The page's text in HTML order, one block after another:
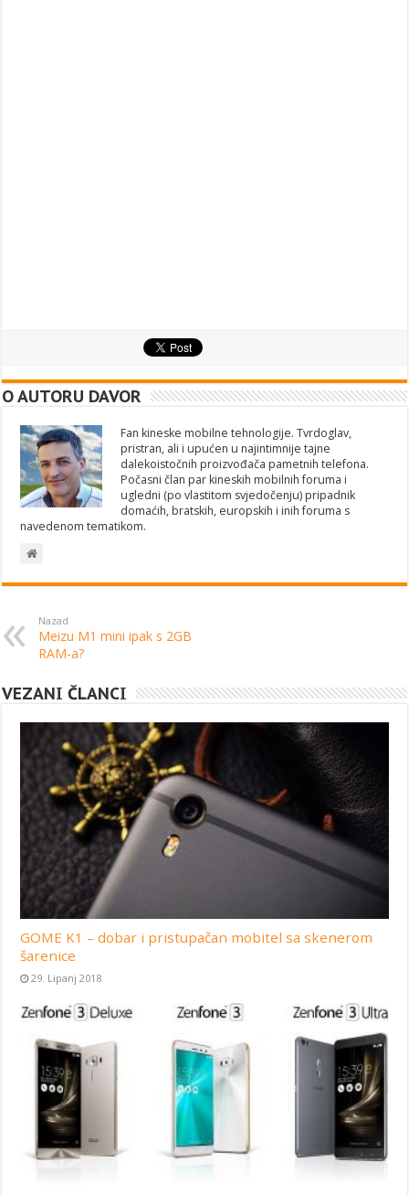
O AUTORU DAVOR
Fan kineske mobilne tehnologije. Tvrdoglav,
pristran, ali i upućen u najintimnije tajne
dalekoistočnih proizvođača pametnih telefona.
Počasni član par kineskih mobilnih foruma i
ugledni (po vlastitom svjedočenju) pripadnik
domaćih, bratskih, europskih i inih foruma s
navedenom tematikom.
Nazad
Meizu M1 mini ipak s 2GB
RAM-a?
VEZANI ČLANCI
GOME K1 – dobar i pristupačan mobitel sa skenerom
šarenice
29. Lipanj 2018